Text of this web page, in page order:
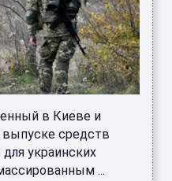
в Киеве и
средств
украинских
...